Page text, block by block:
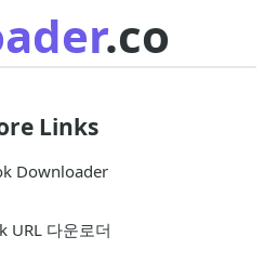
.co
Links
Downloader
URL 다운로더